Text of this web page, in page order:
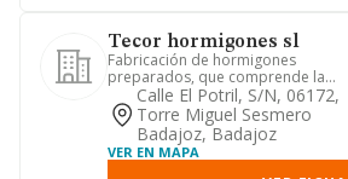
Tecor hormigones sl
Fabricación de hormigones
preparados, que comprende la
fabricación de hormigón fresco o
mezclado, i...
Calle El Potril, S/n, 06172,
Torre Miguel Sesmero
Badajoz, Badajoz
VER EN MAPA